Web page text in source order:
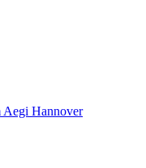
Aegi Hannover